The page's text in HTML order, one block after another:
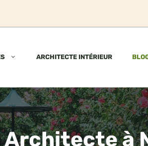
ARCHITECTE INTÉRIEUR
à